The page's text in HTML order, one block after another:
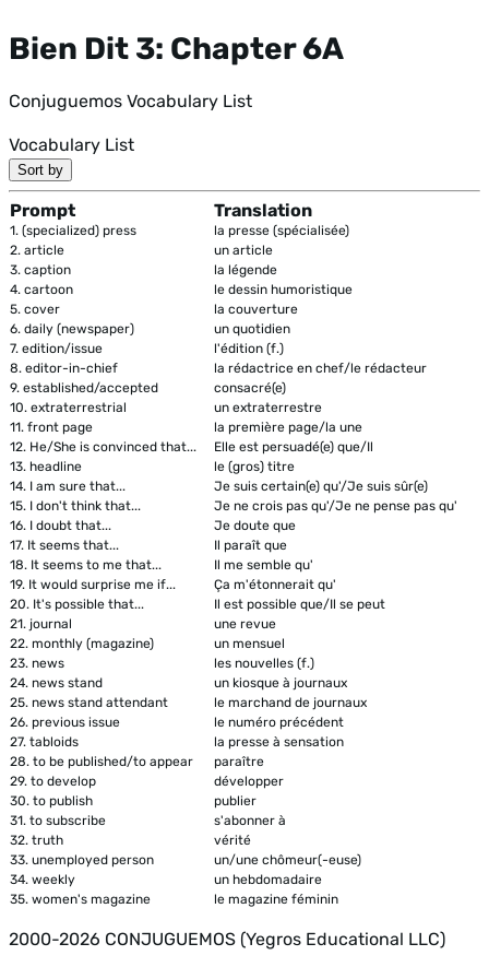
Bien Dit 3: Chapter 6A
Conjuguemos Vocabulary List
Vocabulary List
Sort by
Prompt Translation
1. (specialized) press
la presse (spécialisée)
2. article
un article
3. caption
la légende
4. cartoon
le dessin humoristique
5. cover
la couverture
6. daily (newspaper)
un quotidien
7. edition/issue
l'édition (f.)
8. editor-in-chief
la rédactrice en chef/le rédacteur
9. established/accepted
consacré(e)
10. extraterrestrial
un extraterrestre
11. front page
la première page/la une
12. He/She is convinced that...
Elle est persuadé(e) que/Il
13. headline
le (gros) titre
14. I am sure that...
Je suis certain(e) qu'/Je suis sûr(e)
15. I don't think that...
Je ne crois pas qu'/Je ne pense pas qu'
16. I doubt that...
Je doute que
17. It seems that...
Il paraît que
18. It seems to me that...
Il me semble qu'
19. It would surprise me if...
Ça m'étonnerait qu'
20. It's possible that...
Il est possible que/Il se peut
21. journal
une revue
22. monthly (magazine)
un mensuel
23. news
les nouvelles (f.)
24. news stand
un kiosque à journaux
25. news stand attendant
le marchand de journaux
26. previous issue
le numéro précédent
27. tabloids
la presse à sensation
28. to be published/to appear
paraître
29. to develop
développer
30. to publish
publier
31. to subscribe
s'abonner à
32. truth
vérité
33. unemployed person
un/une chômeur(-euse)
34. weekly
un hebdomadaire
35. women's magazine le magazine féminin
2000-2026 CONJUGUEMOS (Yegros Educational LLC)